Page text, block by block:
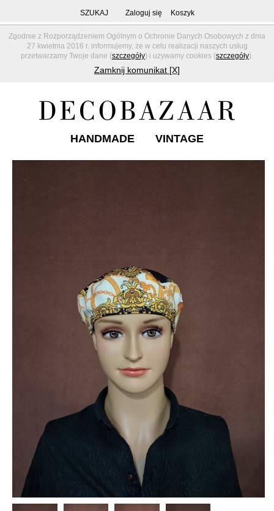
Zgodnie z Rozporządzeniem Ogólnym o Ochronie Danych Osobowych z dnia
27 kwietnia 2016 r. informujemy, że w celu realizacji naszych usług
przetwarzamy Twoje dane (szczegóły) i używamy cookies (szczegóły).
Zamknij komunikat [X]
SZUKAJ Zaloguj się Koszyk
HANDMADE VINTAGE